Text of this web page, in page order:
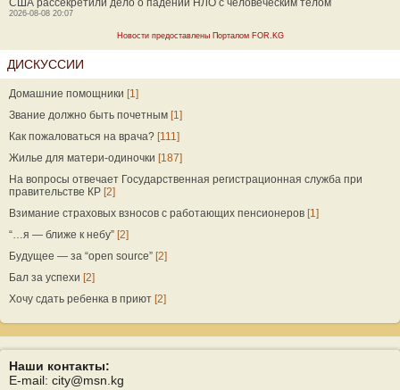
США рассекретили дело о падении НЛО с человеческим телом
2026-08-08 20:07
Новости предоставлены Порталом FOR.KG
ДИСКУССИИ
Домашние помощники [1]
Звание должно быть почетным [1]
Как пожаловаться на врача? [111]
Жилье для матери-одиночки [187]
На вопросы отвечает Государственная регистрационная служба при
правительстве КР [2]
Взимание страховых взносов с работающих пенсионеров [1]
“…я — ближе к небу” [2]
Будущее — за “open source” [2]
Бал за успехи [2]
Хочу сдать ребенка в приют [2]
Наши контакты:
E-mail: city@msn.kg